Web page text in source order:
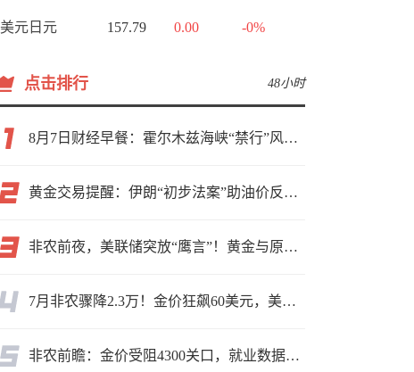
美元日元 157.79 0.00 -0%
点击排行 48小时
8月7日财经早餐：霍尔木兹海峡“禁行”风波再起，油价急涨金价承压，非农夜市场博弈加剧
黄金交易提醒：伊朗“初步法案”助油价反弹逾3%，金价小幅承压，非农重磅来袭！
非农前夜，美联储突放“鹰言”！黄金与原油为何联手反攻？
7月非农骤降2.3万！金价狂飙60美元，美联储9月加息预期瞬间崩塌
非农前瞻：金价受阻4300关口，就业数据是“火上浇油”还是“釜底抽薪”？